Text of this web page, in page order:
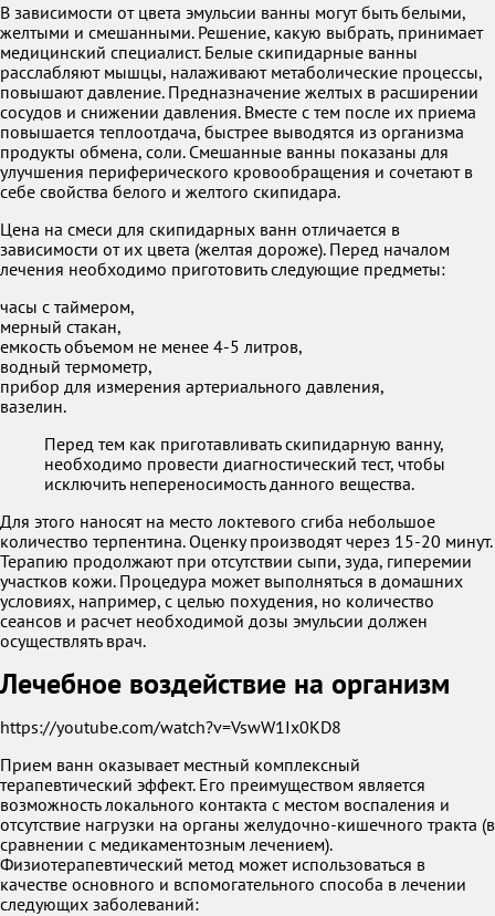
В зависимости от цвета эмульсии ванны могут быть белыми,
желтыми и смешанными. Решение, какую выбрать, принимает
медицинский специалист. Белые скипидарные ванны
расслабляют мышцы, налаживают метаболические процессы,
повышают давление. Предназначение желтых в расширении
сосудов и снижении давления. Вместе с тем после их приема
повышается теплоотдача, быстрее выводятся из организма
продукты обмена, соли. Смешанные ванны показаны для
улучшения периферического кровообращения и сочетают в
себе свойства белого и желтого скипидара.
Цена на смеси для скипидарных ванн отличается в
зависимости от их цвета (желтая дороже). Перед началом
лечения необходимо приготовить следующие предметы:
часы с таймером,
мерный стакан,
емкость объемом не менее 4-5 литров,
водный термометр,
прибор для измерения артериального давления,
вазелин.
Перед тем как приготавливать скипидарную ванну,
необходимо провести диагностический тест, чтобы
исключить непереносимость данного вещества.
Для этого наносят на место локтевого сгиба небольшое
количество терпентина. Оценку производят через 15-20 минут.
Терапию продолжают при отсутствии сыпи, зуда, гиперемии
участков кожи. Процедура может выполняться в домашних
условиях, например, с целью похудения, но количество
сеансов и расчет необходимой дозы эмульсии должен
осуществлять врач.
Лечебное воздействие на организм
https://youtube.com/watch?v=VswW1Ix0KD8
Прием ванн оказывает местный комплексный
терапевтический эффект. Его преимуществом является
возможность локального контакта с местом воспаления и
отсутствие нагрузки на органы желудочно-кишечного тракта (в
сравнении с медикаментозным лечением).
Физиотерапевтический метод может использоваться в
качестве основного и вспомогательного способа в лечении
следующих заболеваний: